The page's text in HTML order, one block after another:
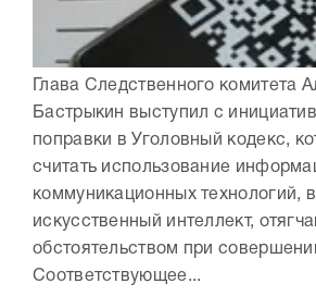
Глава Следственного комитета
Бастрыкин выступил с
поправки в Уголовный кодекс,
считать использование
коммуникационных технологий,
искусственный интеллект,
обстоятельством при
Соответствующее...